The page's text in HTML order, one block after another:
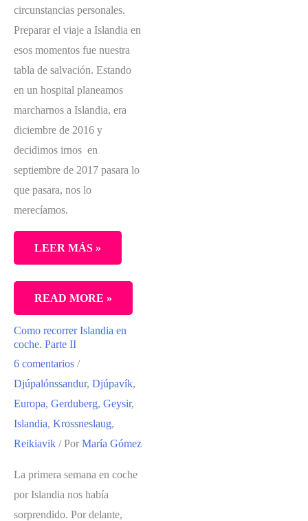
circunstancias personales.
Preparar el viaje a Islandia en
esos momentos fue nuestra
tabla de salvación. Estando
en un hospital planeamos
marcharnos a Islandia, era
diciembre de 2016 y
decidimos irnos en
septiembre de 2017 pasara lo
que pasara, nos lo
merecíamos.
LEER MÁS »
DOS
URBANITAS
EN
ISLANDIA
READ MORE »
Como recorrer Islandia en
coche. Parte II
6 comentarios /
Djúpalónssandur, Djúpavík,
Europa, Gerduberg, Geysir,
Islandia, Krossneslaug,
Reikiavik / Por María Gómez
La primera semana en coche
por Islandia nos había
sorprendido. Por delante,